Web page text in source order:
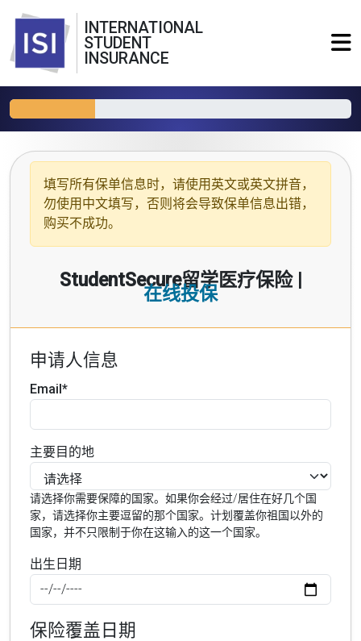
INTERNATIONAL
STUDENT
INSURANCE
填写所有保单信息时，请使用 英文或英文拼音，
勿使用中文填写，否则将会导致保单信息出错，
购买不成功。
StudentSecure留学医疗保险 |
在线投保
申请人信息
Email*
主要目的地
请选择你需要保障的国家。如果你会经过/居住在好几个国
家，请选择你主要逗留的那个国家。计划覆盖你祖国以外的
国家，并不只限制于你在这输入的这一个国家。
出生日期
保险覆盖日期